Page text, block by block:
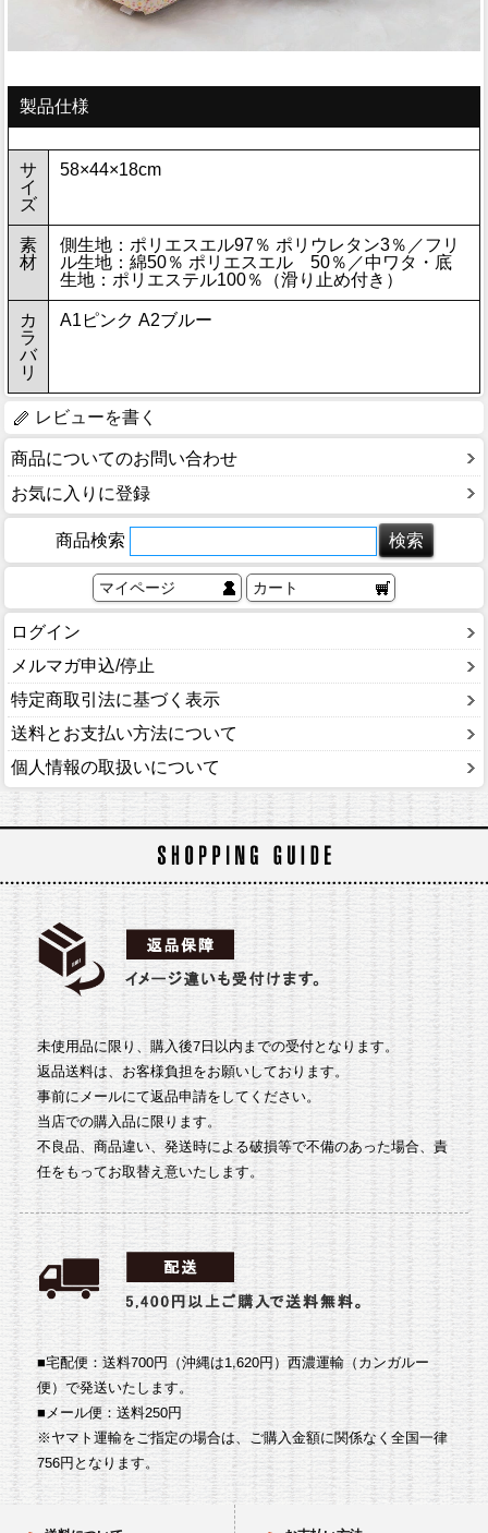
製品仕様
サ
イ
ズ
58×44×18cm
素
材
側生地：ポリエスエル97％ ポリウレタン3％／フリ
ル生地：綿50％ ポリエスエル 50％／中ワタ・底
生地：ポリエステル100％（滑り止め付き）
カ
ラ
バ
リ
A1ピンク A2ブルー
レビューを書く
商品についてのお問い合わせ
お気に入りに登録
商品検索
マイページ カート
ログイン
メルマガ申込/停止
特定商取引法に基づく表示
送料とお支払い方法について
個人情報の取扱いについて
未使用品に限り、購入後7日以内までの受付となります。
返品送料は、お客様負担をお願いしております。
事前にメールにて返品申請をしてください。
当店での購入品に限ります。
不良品、商品違い、発送時による破損等で不備のあった場合、責
任をもってお取替え意いたします。
■宅配便：送料700円（沖縄は1,620円）西濃運輸（カンガルー
便）で発送いたします。
■メール便：送料250円
※ヤマト運輸をご指定の場合は、ご購入金額に関係なく全国一律
756円となります。